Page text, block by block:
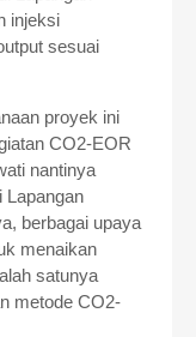
injeksi
sesuai
proyek ini
CO2-EOR
nantinya
Lapangan
berbagai upaya
menaikan
satunya
metode CO2-